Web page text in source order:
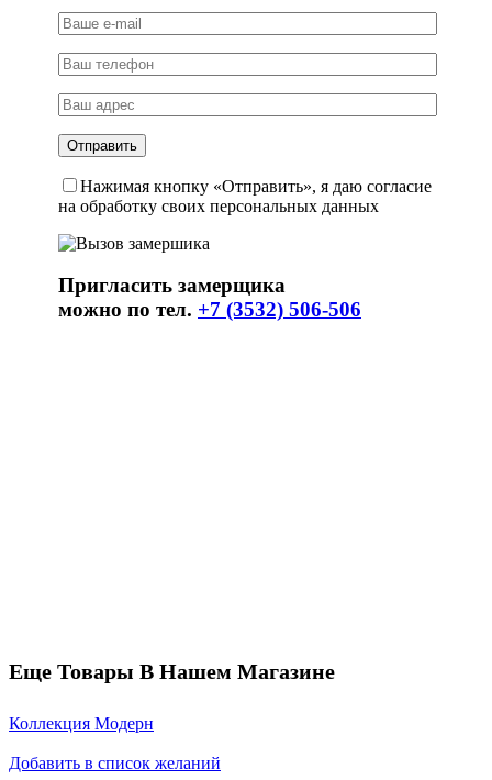
Нажимая кнопку «Отправить», я даю согласие
на обработку своих персональных данных
Пригласить замерщика
можно по тел. +7 (3532) 506-506
Еще Товары В Нашем Магазине
Коллекция Модерн
Добавить в список желаний